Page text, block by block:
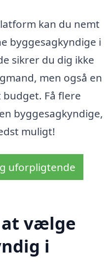
kan du nemt
byggesagkyndige i
sikrer du dig ikke
men også en
Få flere
byggesagkyndige,
muligt!
uforpligtende
at vælge
i